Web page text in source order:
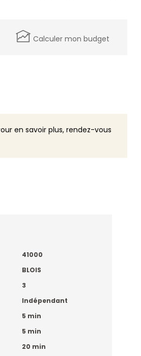
Calculer mon budget
en savoir plus, rendez-vous
41000
BLOIS
3
Indépendant
5 min
5 min
20 min